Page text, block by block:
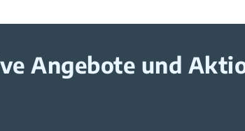
Angebote und